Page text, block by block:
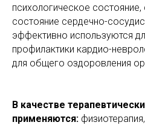
психологическое
состояние сердечно-
эффективно используются
профилактики кардио-
для общего оздоровления
В качестве
применяются: